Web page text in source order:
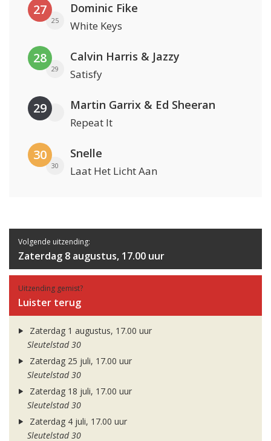
27
25
Dominic Fike
White Keys
28
29
Calvin Harris & Jazzy
Satisfy
29 Martin Garrix & Ed Sheeran
Repeat It
30
30
Snelle
Laat Het Licht Aan
Volgende uitzending:
Zaterdag 8 augustus, 17.00 uur
Uitzending gemist?
Luister terug
Zaterdag 1 augustus, 17.00 uur
Sleutelstad 30
Zaterdag 25 juli, 17.00 uur
Sleutelstad 30
Zaterdag 18 juli, 17.00 uur
Sleutelstad 30
Zaterdag 4 juli, 17.00 uur
Sleutelstad 30